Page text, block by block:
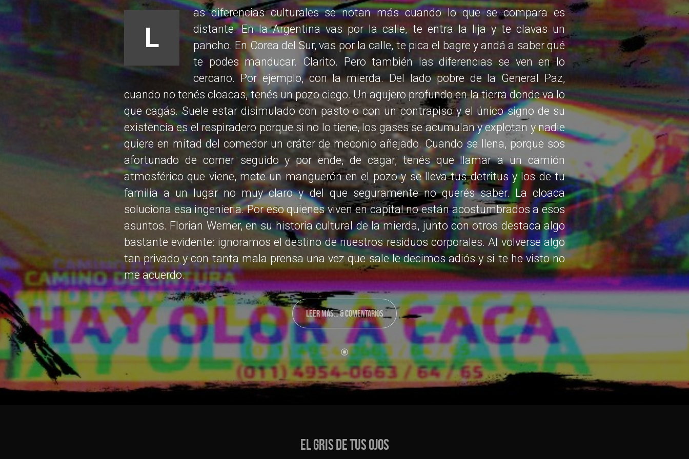
L
as diferencias culturales se notan más cuando lo que se compara es
distante. En la Argentina vas por la calle, te entra la lija y te clavas un
pancho. En Corea del Sur, vas por la calle, te pica el bagre y andá a saber qué
te podes manducar. Clarito. Pero también las diferencias se ven en lo
cercano. Por ejemplo, con la mierda. Del lado pobre de la General Paz,
cuando no tenés cloacas, tenés un pozo ciego. Un agujero profundo en la tierra donde va lo
que cagás. Suele estar disimulado con pasto o con un contrapiso y el único signo de su
existencia es el respiradero porque si no lo tiene, los gases se acumulan y explotan y nadie
quiere en mitad del comedor un cráter de meconio añejado. Cuando se llena, porque sos
afortunado de comer seguido y por ende, de cagar, tenés que llamar a un camión
atmosférico que viene, mete un manguerón en el pozo y se lleva tus detritus y los de tu
familia a un lugar no muy claro y del que seguramente no querés saber. La cloaca
soluciona esa ingenieria. Por eso quienes viven en capital no están acostumbrados a esos
asuntos. Florian Werner, en su historia cultural de la mierda, junto con otros destaca algo
bastante evidente: ignoramos el destino de nuestros residuos corporales. Al volverse algo
tan privado y con tanta mala prensa una vez que sale le decimos adiós y si te he visto no
me acuerdo.
LEER MÁS... & COMENTARIOS
EL GRIS DE TUS OJOS